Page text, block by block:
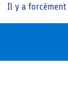
Il y a